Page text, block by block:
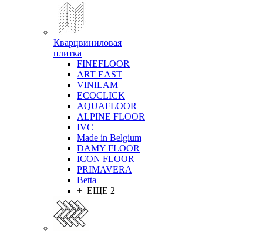
Кварцвиниловая
плитка
FINEFLOOR
ART EAST
VINILAM
ECOCLICK
AQUAFLOOR
ALPINE FLOOR
IVC
Made in Belgium
DAMY FLOOR
ICON FLOOR
PRIMAVERA
Betta
+ ЕЩЕ 2